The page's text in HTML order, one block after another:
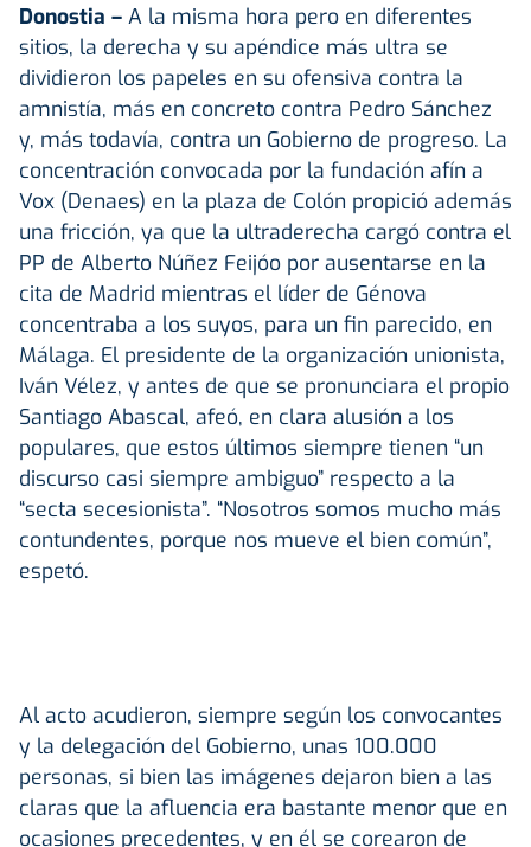
Donostia – A la misma hora pero en diferentes
sitios, la derecha y su apéndice más ultra se
dividieron los papeles en su ofensiva contra la
amnistía, más en concreto contra Pedro Sánchez
y, más todavía, contra un Gobierno de progreso. La
concentración convocada por la fundación afín a
Vox (Denaes) en la plaza de Colón propició además
una fricción, ya que la ultraderecha cargó contra el
PP de Alberto Núñez Feijóo por ausentarse en la
cita de Madrid mientras el líder de Génova
concentraba a los suyos, para un fin parecido, en
Málaga. El presidente de la organización unionista,
Iván Vélez, y antes de que se pronunciara el propio
Santiago Abascal, afeó, en clara alusión a los
populares, que estos últimos siempre tienen “un
discurso casi siempre ambiguo” respecto a la
“secta secesionista”. “Nosotros somos mucho más
contundentes, porque nos mueve el bien común”,
espetó.
Al acto acudieron, siempre según los convocantes
y la delegación del Gobierno, unas 100.000
personas, si bien las imágenes dejaron bien a las
claras que la afluencia era bastante menor que en
ocasiones precedentes, y en él se corearon de